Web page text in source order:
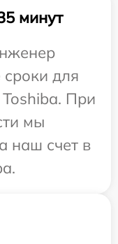
минут
для
При
мы
наш счет в